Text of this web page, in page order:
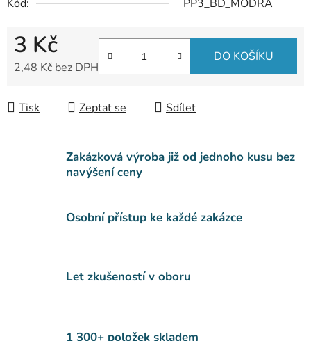
Kód:
PP3_BD_MODRA
3 Kč
2,48 Kč bez DPH
DO KOŠÍKU
Tisk Zeptat se Sdílet
Zakázková výroba již od jednoho kusu bez
navýšení ceny
Osobní přístup ke každé zakázce
Let zkušeností v oboru
1 300+ položek skladem